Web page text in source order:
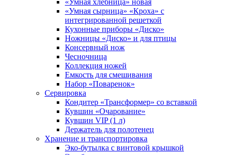
«Умная хлебница» новая
«Умная сырница» «Кроха» с
интегрированной решеткой
Кухонные приборы «Диско»
Ножницы «Диско» и для птицы
Консервный нож
Чесночница
Коллекция ножей
Емкость для смешивания
Набор «Поваренок»
Сервировка
Кондитер «Трансформер» со вставкой
Кувшин «Очарование»
Кувшин VIP (1 л)
Держатель для полотенец
Хранение и транспортировка
Эко-бутылка с винтовой крышкой